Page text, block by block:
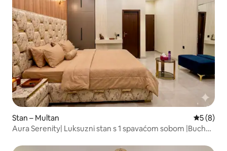
Stan – Multan
5 (8)
Aura Serenity| Luksuzni stan s 1 spavaćom sobom |Buch